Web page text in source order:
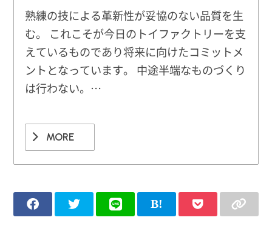
熟練の技による革新性が妥協のない品質を生
む。 これこそが今日のトイファクトリーを支
えているものであり将来に向けたコミットメ
ントとなっています。 中途半端なものづくり
は行わない。…
MORE